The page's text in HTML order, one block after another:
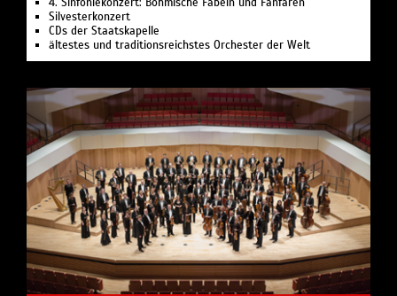
4. Sinfoniekonzert: Böhmische Fabeln und Fanfaren
Silvesterkonzert
CDs der Staatskapelle
ältestes und traditionsreichstes Orchester der Welt